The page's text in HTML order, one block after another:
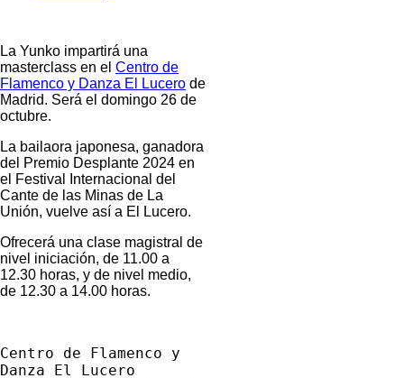
La Yunko impartirá una
masterclass en el Centro de
Flamenco y Danza El Lucero de
Madrid. Será el domingo 26 de
octubre.
La bailaora japonesa, ganadora
del Premio Desplante 2024 en
el Festival Internacional del
Cante de las Minas de La
Unión, vuelve así a El Lucero.
Ofrecerá una clase magistral de
nivel iniciación, de 11.00 a
12.30 horas, y de nivel medio,
de 12.30 a 14.00 horas.
Centro de Flamenco y